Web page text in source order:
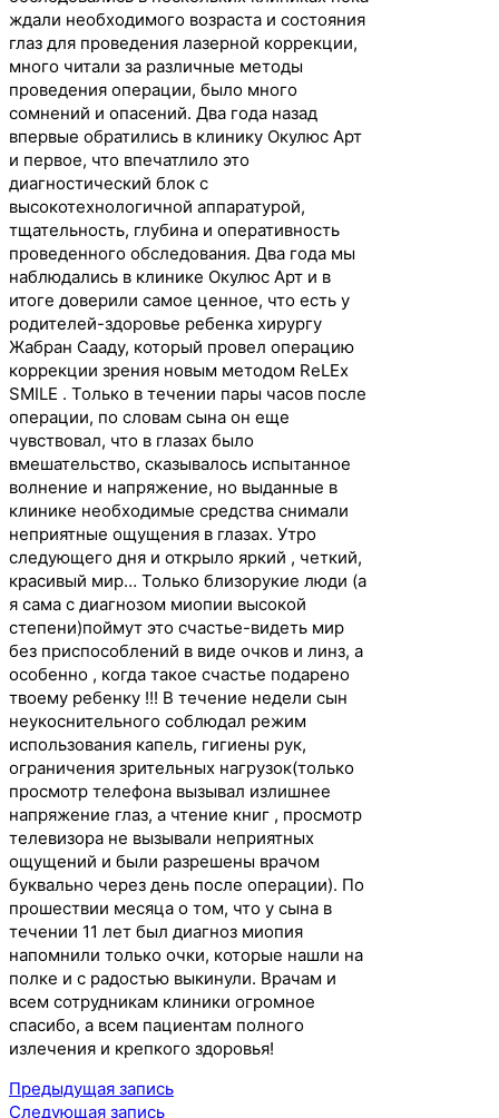
ждали необходимого возраста и состояния
глаз для проведения лазерной коррекции,
много читали за различные методы
проведения операции, было много
сомнений и опасений. Два года назад
впервые обратились в клинику Окулюс Арт
и первое, что впечатлило это
диагностический блок с
высокотехнологичной аппаратурой,
тщательность, глубина и оперативность
проведенного обследования. Два года мы
наблюдались в клинике Окулюс Арт и в
итоге доверили самое ценное, что есть у
родителей-здоровье ребенка хирургу
Жабран Сааду, который провел операцию
коррекции зрения новым методом ReLEx
SMILE . Только в течении пары часов после
операции, по словам сына он еще
чувствовал, что в глазах было
вмешательство, сказывалось испытанное
волнение и напряжение, но выданные в
клинике необходимые средства снимали
неприятные ощущения в глазах. Утро
следующего дня и открыло яркий , четкий,
красивый мир… Только близорукие люди (а
я сама с диагнозом миопии высокой
степени)поймут это счастье-видеть мир
без приспособлений в виде очков и линз, а
особенно , когда такое счастье подарено
твоему ребенку !!! В течение недели сын
неукоснительного соблюдал режим
использования капель, гигиены рук,
ограничения зрительных нагрузок(только
просмотр телефона вызывал излишнее
напряжение глаз, а чтение книг , просмотр
телевизора не вызывали неприятных
ощущений и были разрешены врачом
буквально через день после операции). По
прошествии месяца о том, что у сына в
течении 11 лет был диагноз миопия
напомнили только очки, которые нашли на
полке и с радостью выкинули. Врачам и
всем сотрудникам клиники огромное
спасибо, а всем пациентам полного
излечения и крепкого здоровья!
Навигация
Предыдущая запись
Следующая запись